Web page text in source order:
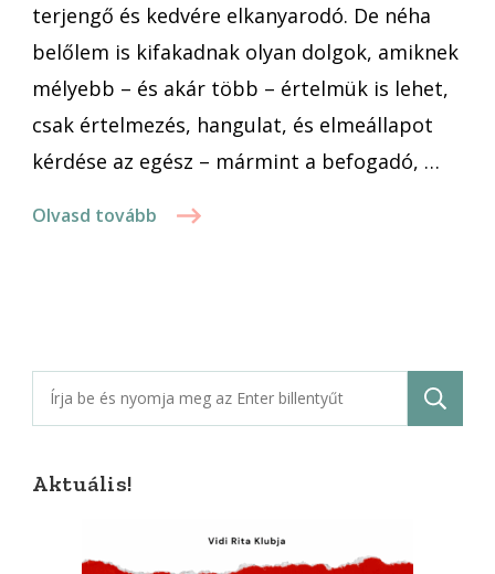
terjengő és kedvére elkanyarodó. De néha
belőlem is kifakadnak olyan dolgok, amiknek
mélyebb – és akár több – értelmük is lehet,
csak értelmezés, hangulat, és elmeállapot
kérdése az egész – mármint a befogadó, …
Olvasd tovább
Keresés:
Aktuális!